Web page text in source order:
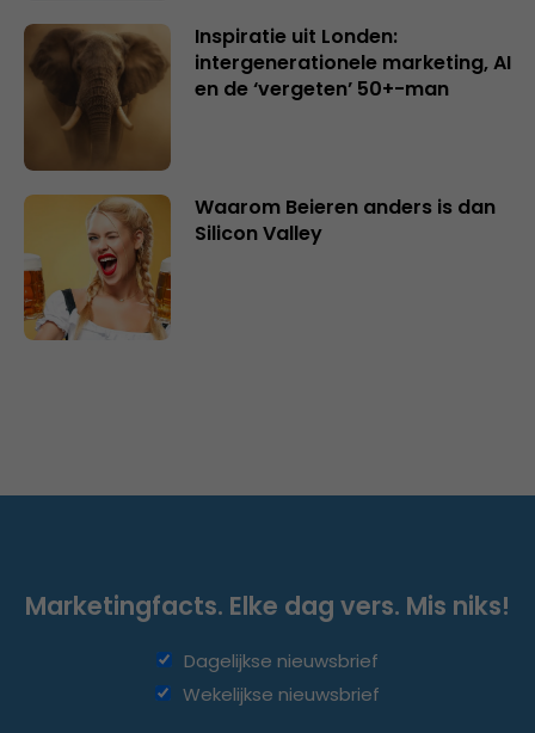
Inspiratie uit Londen:
intergenerationele marketing, AI
en de ‘vergeten’ 50+-man
Waarom Beieren anders is dan
Silicon Valley
Marketingfacts. Elke dag vers. Mis niks!
Dagelijkse nieuwsbrief
Wekelijkse nieuwsbrief